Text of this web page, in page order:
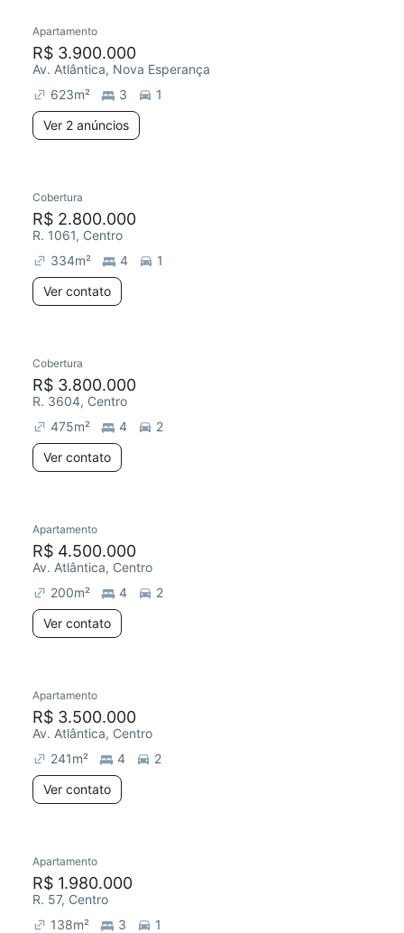
Redecorar
Apartamento
R$ 3.900.000
Av. Atlântica, Nova Esperança
623m² 3
1
Ver 2 anúncios
Redecorar
Cobertura
R$ 2.800.000
R. 1061, Centro
334m² 4
1
Ver contato
Cobertura
R$ 3.800.000
R. 3604, Centro
475m² 4
2
Ver contato
Apartamento
R$ 4.500.000
Av. Atlântica, Centro
200m² 4
2
Ver contato
Apartamento
R$ 3.500.000
Av. Atlântica, Centro
241m² 4
2
Ver contato
Apartamento
R$ 1.980.000
R. 57, Centro
138m² 3
1